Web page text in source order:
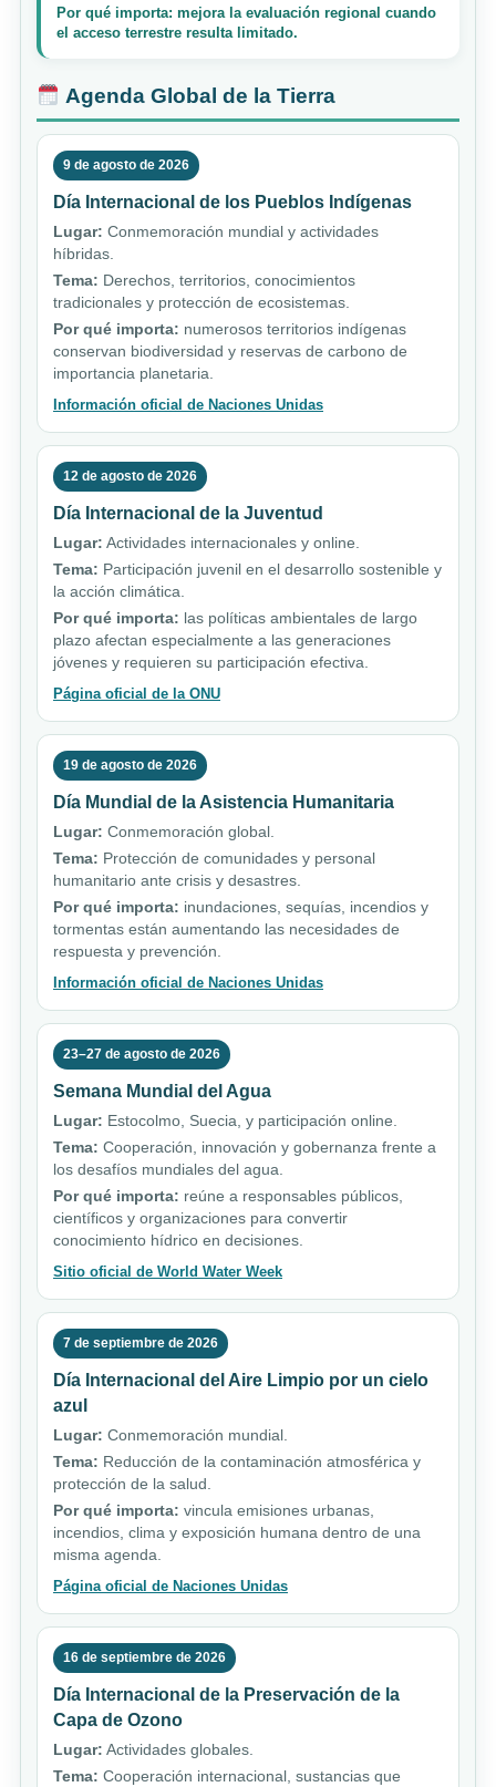
Por qué importa: mejora la evaluación regional cuando
el acceso terrestre resulta limitado.
Agenda Global de la Tierra
9 de agosto de 2026
Día Internacional de los Pueblos Indígenas
Lugar: Conmemoración mundial y actividades
híbridas.
Tema: Derechos, territorios, conocimientos
tradicionales y protección de ecosistemas.
Por qué importa: numerosos territorios indígenas
conservan biodiversidad y reservas de carbono de
importancia planetaria.
Información oficial de Naciones Unidas
12 de agosto de 2026
Día Internacional de la Juventud
Lugar: Actividades internacionales y online.
Tema: Participación juvenil en el desarrollo sostenible y
la acción climática.
Por qué importa: las políticas ambientales de largo
plazo afectan especialmente a las generaciones
jóvenes y requieren su participación efectiva.
Página oficial de la ONU
19 de agosto de 2026
Día Mundial de la Asistencia Humanitaria
Lugar: Conmemoración global.
Tema: Protección de comunidades y personal
humanitario ante crisis y desastres.
Por qué importa: inundaciones, sequías, incendios y
tormentas están aumentando las necesidades de
respuesta y prevención.
Información oficial de Naciones Unidas
23–27 de agosto de 2026
Semana Mundial del Agua
Lugar: Estocolmo, Suecia, y participación online.
Tema: Cooperación, innovación y gobernanza frente a
los desafíos mundiales del agua.
Por qué importa: reúne a responsables públicos,
científicos y organizaciones para convertir
conocimiento hídrico en decisiones.
Sitio oficial de World Water Week
7 de septiembre de 2026
Día Internacional del Aire Limpio por un cielo
azul
Lugar: Conmemoración mundial.
Tema: Reducción de la contaminación atmosférica y
protección de la salud.
Por qué importa: vincula emisiones urbanas,
incendios, clima y exposición humana dentro de una
misma agenda.
Página oficial de Naciones Unidas
16 de septiembre de 2026
Día Internacional de la Preservación de la
Capa de Ozono
Lugar: Actividades globales.
Tema: Cooperación internacional, sustancias que